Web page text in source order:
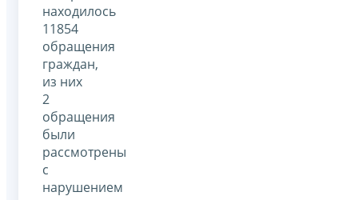
находилось
11854
обращения
граждан,
из них
2
обращения
были
рассмотрены
с
нарушением